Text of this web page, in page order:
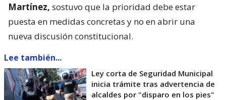
Martínez, sostuvo que la prioridad debe estar
puesta en medidas concretas y no en abrir una
nueva discusión constitucional.
Lee también...
Ley corta de Seguridad Municipal
inicia trámite tras advertencia de
alcaldes por "disparo en los pies"